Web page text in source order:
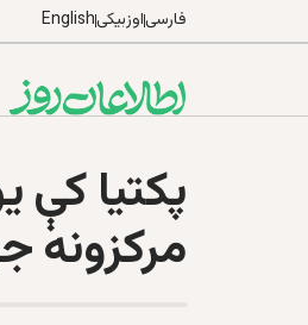
فارسیاوزبیکیEnglish
پکتیا کې
مرکزونه